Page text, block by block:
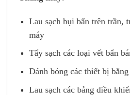
Lau sạch bụi bẩn trên trần,
máy
Tẩy sạch các loại vết bẩn
Đánh bóng các thiết bị
Lau sạch các bảng điều